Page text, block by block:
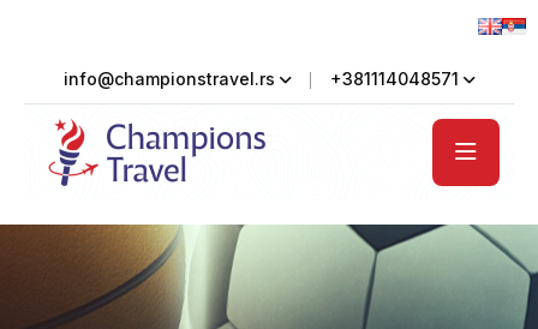
info@championstravel.rs +381114048571